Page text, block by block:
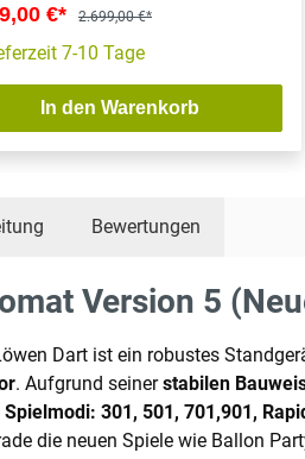
€* 2.699,00 €*
7-10 Tage
In den Warenkorb
Bewertungen
Version 5
Dart ist ein robustes
. Aufgrund seinerstabilen
Spielmodi: 301, 501, 701,901,
die neuen Spiele wie Ballon